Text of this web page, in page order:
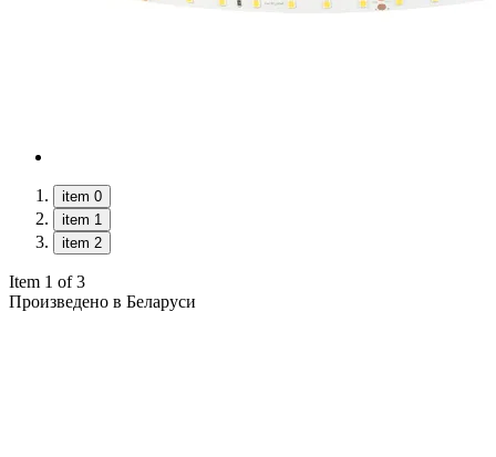
item 0
item 1
item 2
Item 1 of 3
Произведено в Беларуси